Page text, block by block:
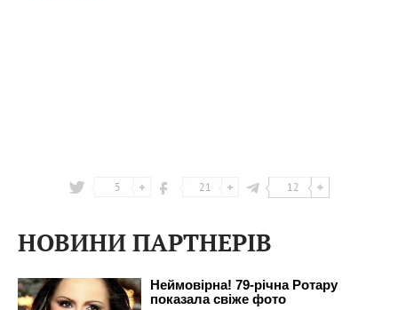
5 21 12
НОВИНИ ПАРТНЕРІВ